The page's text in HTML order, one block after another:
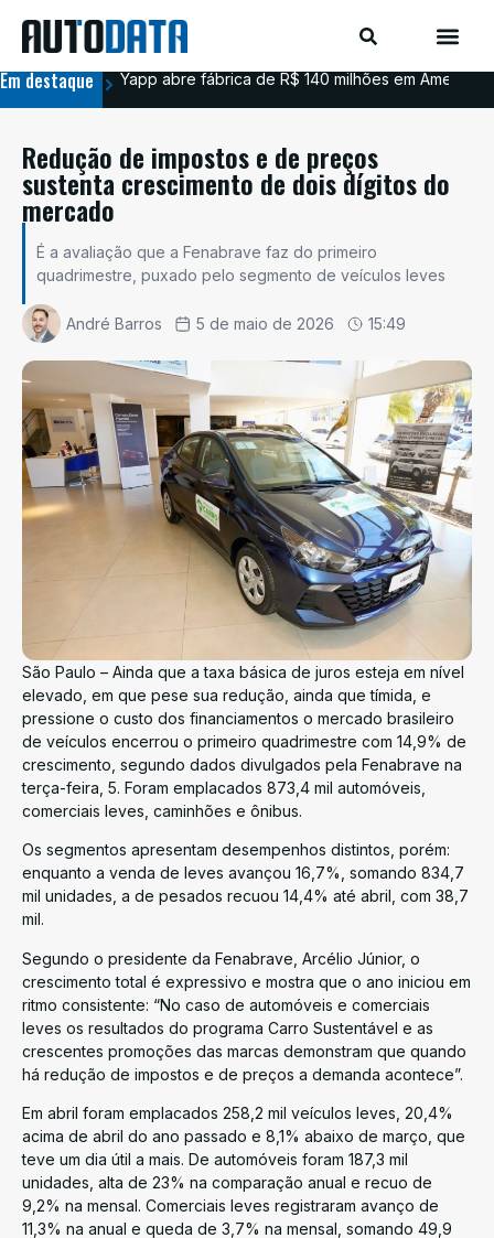
Em destaque Yapp abre fábrica de R$ 140 milhões em
Redução de impostos e de preços
sustenta crescimento de dois dígitos do
mercado
É a avaliação que a Fenabrave faz do primeiro
quadrimestre, puxado pelo segmento de veículos leves
André Barros 5 de maio de 2026 15:49
São Paulo – Ainda que a taxa básica de juros esteja em nível
elevado, em que pese sua redução, ainda que tímida, e
pressione o custo dos financiamentos o mercado brasileiro
de veículos encerrou o primeiro quadrimestre com 14,9% de
crescimento, segundo dados divulgados pela Fenabrave na
terça-feira, 5. Foram emplacados 873,4 mil automóveis,
comerciais leves, caminhões e ônibus.
Os segmentos apresentam desempenhos distintos, porém:
enquanto a venda de leves avançou 16,7%, somando 834,7
mil unidades, a de pesados recuou 14,4% até abril, com 38,7
mil.
Segundo o presidente da Fenabrave, Arcélio Júnior, o
crescimento total é expressivo e mostra que o ano iniciou em
ritmo consistente: “No caso de automóveis e comerciais
leves os resultados do programa Carro Sustentável e as
crescentes promoções das marcas demonstram que quando
há redução de impostos e de preços a demanda acontece”.
Em abril foram emplacados 258,2 mil veículos leves, 20,4%
acima de abril do ano passado e 8,1% abaixo de março, que
teve um dia útil a mais. De automóveis foram 187,3 mil
unidades, alta de 23% na comparação anual e recuo de
9,2% na mensal. Comerciais leves registraram avanço de
11,3% na anual e queda de 3,7% na mensal, somando 49,9